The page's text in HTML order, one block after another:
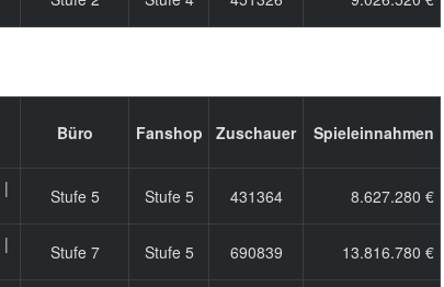
Büro Fanshop Zuschauer Spieleinnahmen
| Stufe 5 Stufe 5 431364 8.627.280 €
| Stufe 7 Stufe 5 690839 13.816.780 €